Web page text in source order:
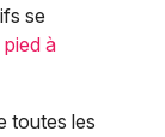
se
à
toutes les